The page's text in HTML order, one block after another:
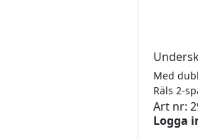
Med
Räls 2-
Art nr:
Logga